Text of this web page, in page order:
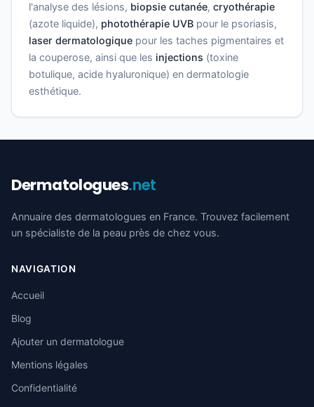
l'analyse des lésions, biopsie cutanée, cryothérapie
(azote liquide), photothérapie UVB pour le psoriasis,
laser dermatologique pour les taches pigmentaires et
la couperose, ainsi que les injections (toxine
botulique, acide hyaluronique) en dermatologie
esthétique.
Dermatologues.net
Annuaire des dermatologues en France. Trouvez facilement
un spécialiste de la peau près de chez vous.
NAVIGATION
Accueil
Blog
Ajouter un dermatologue
Mentions légales
Confidentialité